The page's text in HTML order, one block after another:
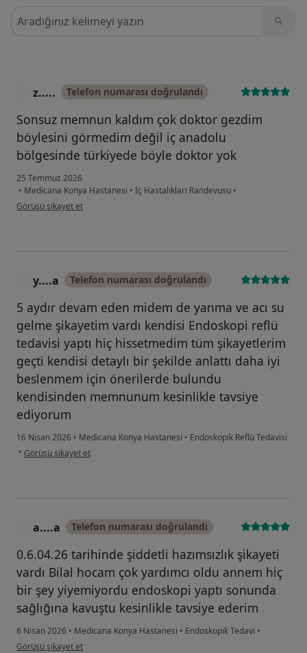
Görüşler içerisinde ara
z..... Telefon numarası doğrulandı
Sonsuz memnun kaldım çok doktor gezdim
böylesini görmedim değil iç anadolu
bölgesinde türkiyede böyle doktor yok
25 Temmuz 2026
• Medicana Konya Hastanesi • İç Hastalıkları Randevusu •
kullanıcının görüşüne göre z.....
Görüşü şikayet et
y....a Telefon numarası doğrulandı
5 aydır devam eden midem de yanma ve acı su
gelme şikayetim vardı kendisi Endoskopi reflü
tedavisi yaptı hiç hissetmedim tüm şikayetlerim
geçti kendisi detaylı bir şekilde anlattı daha iyi
beslenmem için önerilerde bulundu
kendisinden memnunum kesinlikle tavsiye
ediyorum
16 Nisan 2026 • Medicana Konya Hastanesi • Endoskopik Reflü Tedavisi
• kullanıcının görüşüne göre y....a
Görüşü şikayet et
a....a Telefon numarası doğrulandı
0.6.04.26 tarihinde şiddetli hazımsızlık şikayeti
vardı Bilal hocam çok yardımcı oldu annem hiç
bir şey yiyemiyordu endoskopi yaptı sonunda
sağlığına kavuştu kesinlikle tavsiye ederim
6 Nisan 2026 • Medicana Konya Hastanesi • Endoskopik Tedavi •
kullanıcının görüşüne göre a....a
Görüşü şikayet et